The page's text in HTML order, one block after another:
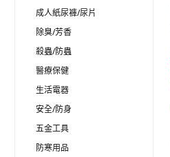
成人紙尿褲/尿片
除臭/芳香
殺蟲/防蟲
醫療保健
生活電器
安全/防身
五金工具
防寒用品